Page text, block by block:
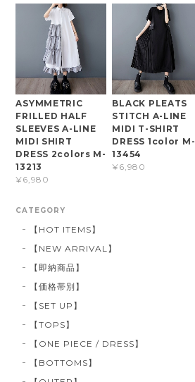
ASYMMETRIC
FRILLED HALF
SLEEVES A-LINE
MIDI SHIRT
DRESS 2colors M-
13213
¥6,980
BLACK PLEATS
STITCH A-LINE
MIDI T-SHIRT
DRESS 1color M-
13454
¥6,980
CATEGORY
【HOT ITEMS】
【NEW ARRIVAL】
【即納商品】
【価格帯別】
【SET UP】
【TOPS】
【ONE PIECE / DRESS】
【BOTTOMS】